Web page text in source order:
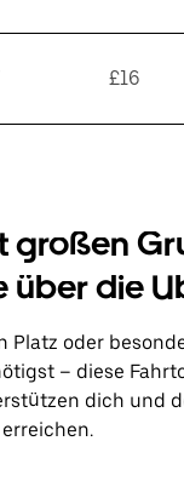
£16
großen
über die
Platz oder
– diese
dich und